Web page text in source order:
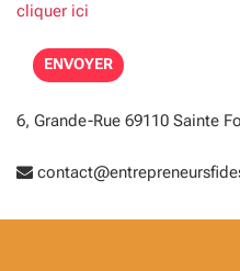
cliquer ici
6, Grande-Rue 69110 Sainte